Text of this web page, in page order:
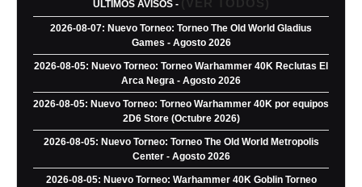
ULTIMOS AVISOS -
2026-08-07: Nuevo Torneo: Torneo The Old World Gladius
Games - Agosto 2026
2026-08-05: Nuevo Torneo: Torneo Warhammer 40K Reclutas El
Arca Negra - Agosto 2026
2026-08-05: Nuevo Torneo: Torneo Warhammer 40K por equipos
2D6 Store (Octubre 2026)
2026-08-05: Nuevo Torneo: Torneo The Old World Metropolis
Center - Agosto 2026
2026-08-05: Nuevo Torneo: Warhammer 40K Goblin Torneo